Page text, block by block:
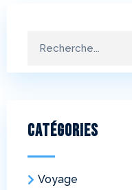
Catégories
Voyage